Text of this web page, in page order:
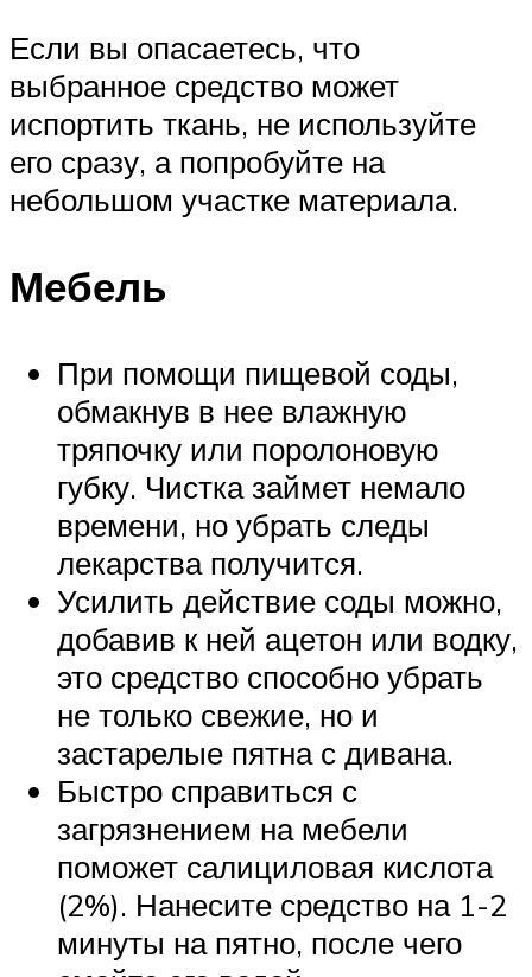
Если вы опасаетесь, что
выбранное средство может
испортить ткань, не используйте
его сразу, а попробуйте на
небольшом участке материала.
Мебель
При помощи пищевой соды,
обмакнув в нее влажную
тряпочку или поролоновую
губку. Чистка займет немало
времени, но убрать следы
лекарства получится.
Усилить действие соды можно,
добавив к ней ацетон или водку,
это средство способно убрать
не только свежие, но и
застарелые пятна с дивана.
Быстро справиться с
загрязнением на мебели
поможет салициловая кислота
(2%). Нанесите средство на 1-2
минуты на пятно, после чего